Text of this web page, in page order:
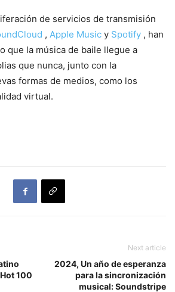
de servicios de transmisión
, Apple Music y Spotify , han
que la música de baile llegue a
que nunca, junto con la
formas de medios, como los
virtual.
100
Next article
2024, Un año de esperanza
para la sincronización
musical: Soundstripe